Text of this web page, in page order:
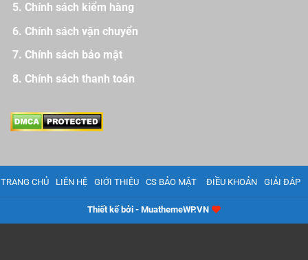
Chính sách kiểm hàng
Chính sách vận chuyển
Chính sách bảo mật
Chính sách thanh toán
TRANG CHỦ LIÊN HỆ GIỚI THIỆU CS BẢO MẬT ĐIỀU KHOẢN GIẢI ĐÁP
Thiết kế bởi - MuathemeWP.VN